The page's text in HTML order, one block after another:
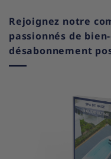
Rejoignez notre
passionnés de
désabonnement